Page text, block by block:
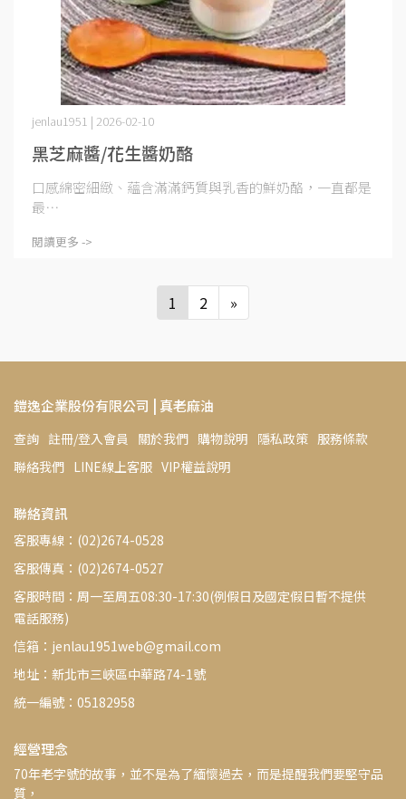
黑芝麻醬/花生醬奶酪
jenlau1951 | 2026-02-10
口感綿密細緻、蘊含滿滿鈣質與乳香的鮮奶酪，一直都是
最⋯
閱讀更多 ->
1 2 »
鎧逸企業股份有限公司 | 真老麻油
查詢 註冊/登入會員 關於我們 購物說明 隱私政策 服務條款
聯絡我們 LINE線上客服 VIP權益說明
聯絡資訊
客服專線：(02)2674-0528
客服傳真：(02)2674-0527
客服時間：周一至周五08:30-17:30(例假日及國定假日暫不提供
電話服務)
信箱：jenlau1951web@gmail.com
地址：新北市三峽區中華路74-1號
統一編號：05182958
經營理念
70年老字號的故事，並不是為了緬懷過去，而是提醒我們要堅守品
質，